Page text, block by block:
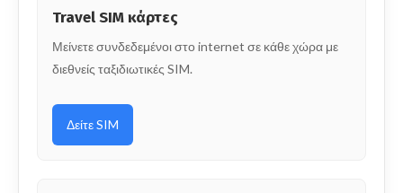
Travel SIM κάρτες
Μείνετε συνδεδεμένοι στο internet σε κάθε χώρα με
διεθνείς ταξιδιωτικές SIM.
Δείτε SIM